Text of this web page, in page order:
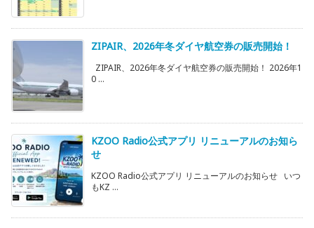
ZIPAIR、2026年冬ダイヤ航空券の販売開始！
ZIPAIR、2026年冬ダイヤ航空券の販売開始！ 2026年1
0 ...
KZOO Radio公式アプリ リニューアルのお知ら
せ
KZOO Radio公式アプリ リニューアルのお知らせ いつ
もKZ ...